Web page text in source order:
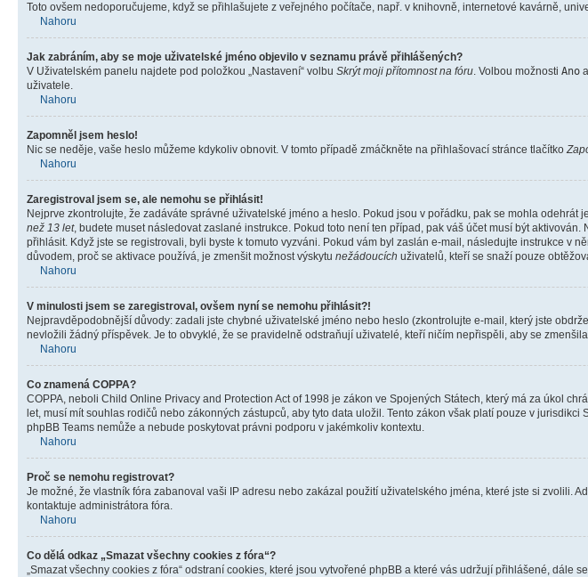
Toto ovšem nedoporučujeme, když se přihlašujete z veřejného počítače, např. v knihovně, internetové kavárně,
Nahoru
Jak zabráním, aby se moje uživatelské jméno objevilo v seznamu právě přihlášených?
V Uživatelském panelu najdete pod položkou „Nastavení“ volbu Skrýt moji přítomnost na fóru. Volbou možnosti Ano
uživatele.
Nahoru
Zapomněl jsem heslo!
Nic se neděje, vaše heslo můžeme kdykoliv obnovit. V tomto případě zmáčkněte na přihlašovací stránce tlačítko
Nahoru
Zaregistroval jsem se, ale nemohu se přihlásit!
Nejprve zkontrolujte, že zadáváte správné uživatelské jméno a heslo. Pokud jsou v pořádku, pak se mohla
než 13 let, budete muset následovat zaslané instrukce. Pokud toto není ten případ, pak váš účet musí být
přihlásit. Když jste se registrovali, byli byste k tomuto vyzváni. Pokud vám byl zaslán e-mail, následujte instrukce
důvodem, proč se aktivace používá, je zmenšit možnost výskytu nežádoucích uživatelů, kteří se snaží pouze
Nahoru
V minulosti jsem se zaregistroval, ovšem nyní se nemohu přihlásit?!
Nejpravděpodobnější důvody: zadali jste chybné uživatelské jméno nebo heslo (zkontrolujte e-mail, který jste
nevložili žádný příspěvek. Je to obvyklé, že se pravidelně odstraňují uživatelé, kteří ničím nepřispěli, aby se
Nahoru
Co znamená COPPA?
COPPA, neboli Child Online Privacy and Protection Act of 1998 je zákon ve Spojených Státech, který má za úkol
let, musí mít souhlas rodičů nebo zákonných zástupců, aby tyto data uložil. Tento zákon však platí pouze v
phpBB Teams nemůže a nebude poskytovat právni podporu v jakémkoliv kontextu.
Nahoru
Proč se nemohu registrovat?
Je možné, že vlastník fóra zabanoval vaši IP adresu nebo zakázal použití uživatelského jména, které jste si zvolili.
kontaktuje administrátora fóra.
Nahoru
Co dělá odkaz „Smazat všechny cookies z fóra“?
„Smazat všechny cookies z fóra“ odstraní cookies, které jsou vytvořené phpBB a které vás udržují přihlášené,